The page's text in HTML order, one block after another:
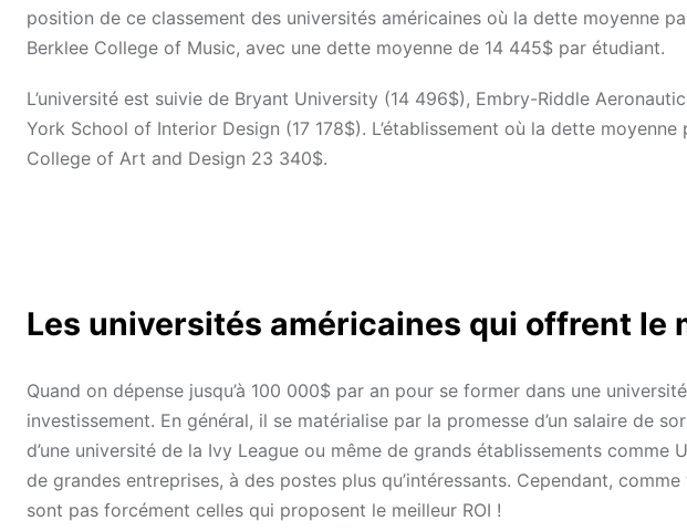
position de ce classement des universités américaines où la dette moyenne
Berklee College of Music, avec une dette moyenne de 14 445$ par étudiant.
L’université est suivie de Bryant University (14 496$), Embry-Riddle
York School of Interior Design (17 178$). L’établissement où la dette
College of Art and Design 23 340$.
Les universités américaines qui offrent le
Quand on dépense jusqu’à 100 000$ par an pour se former dans une
investissement. En général, il se matérialise par la promesse d’un salaire de
d’une université de la Ivy League ou même de grands établissements
de grandes entreprises, à des postes plus qu’intéressants. Cependant,
sont pas forcément celles qui proposent le meilleur ROI !